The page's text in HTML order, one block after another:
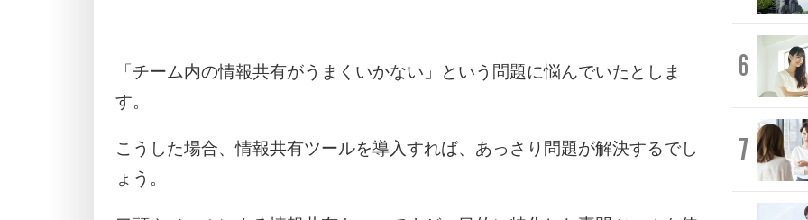
「チーム内の情報共有がうまくいかない」という問題に悩んでいたとしま
す。
こうした場合、情報共有ツールを導入すれば、あっさり問題が解決するでし
ょう。
6
7